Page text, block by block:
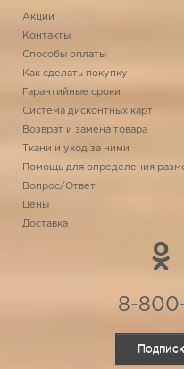
Акции
Контакты
Способы оплаты
Как сделать покупку
Гарантийные сроки
Система дисконтных карт
Возврат и замена товара
Ткани и уход за ними
Помощь для определения
Вопрос/Ответ
Цены
Доставка
8-